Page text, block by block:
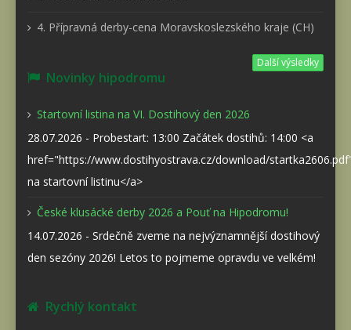
4. Přípravná derby-cena Moravskoslezského kraje (CH)
Další výsledky
Novinky hipodromu
Startovní listina na VI. Dostihový den 2026
28.07.2026 - Probestart: 13:00 Začátek dostihů: 14:00 <a
href="https://www.dostihyostrava.cz/download/
na startovní listinu</a>
České klusácké derby 2026 a Pouť na Hipodromu!
14.07.2026 - Srdečně zveme na nejvýznamnější dostihový
den sezóny 2026! Letos to pojmeme opravdu ve velkém!
Rychlý kontakt